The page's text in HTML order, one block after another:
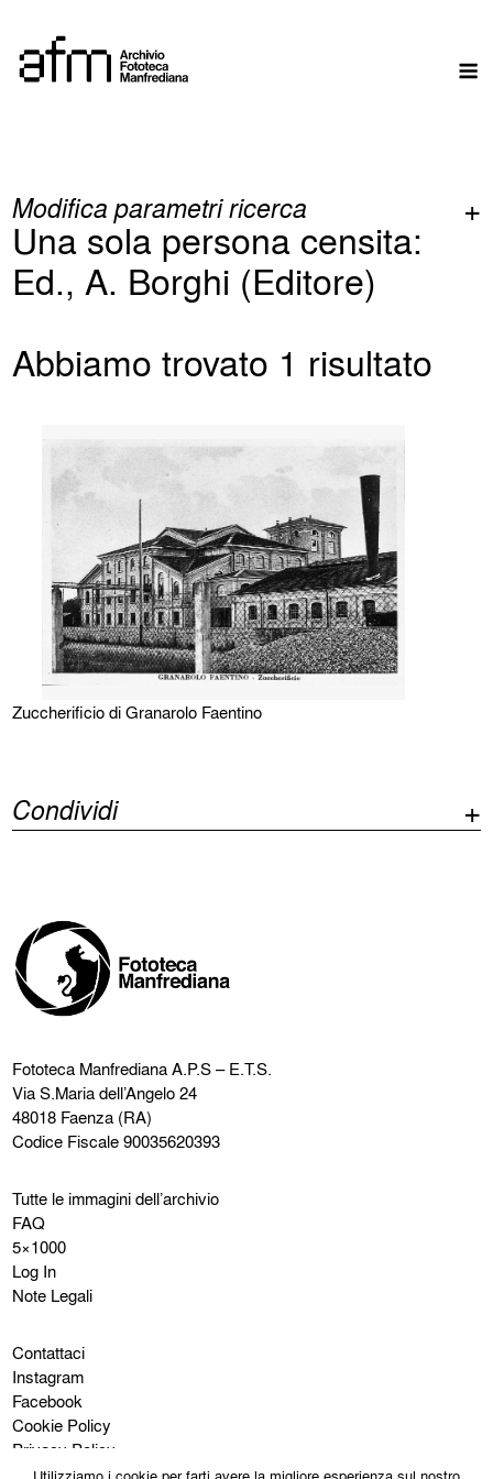
content
Modifica parametri ricerca
Una sola persona censita:
Ed., A. Borghi (Editore)
Abbiamo trovato 1 risultato
Zuccherificio di Granarolo Faentino
Condividi
Fototeca ManfredianaA.P.S – E.T.S.
Via S.Maria dell’Angelo 24
48018 Faenza (RA)
Codice Fiscale 90035620393
Tutte le immagini dell’archivio
FAQ
5×1000
Log In
Note Legali
Contattaci
Instagram
Facebook
Cookie Policy
Privacy Policy